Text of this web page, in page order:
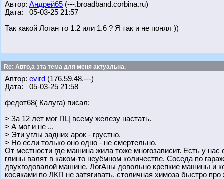
Автор: Андрей65 (---.broadband.corbina.ru)
Дата: 05-03-25 21:57
Так какой Логан то 1.2 или 1.6 ? Я так и не понял ))
Re: Авто,а эта тема для меня актуальна.
Автор: evird (176.59.48.---)
Дата: 05-03-25 21:58
федот68( Калуга) писал:
> За 12 лет мог ПЦ всему железу настать.
> А мог и не ...
> Эти углы задних арок - грустно.
> Но если только оно одно - не смертельно.
От местности где машина жила тоже многозависит. Есть у
глины валят в каком-то неуёмном количестве. Соседа по
двухгодовалой машине. ЛогАны довольно крепкие машины и
косяками по ЛКП не затягивать, столичная химоза быстро